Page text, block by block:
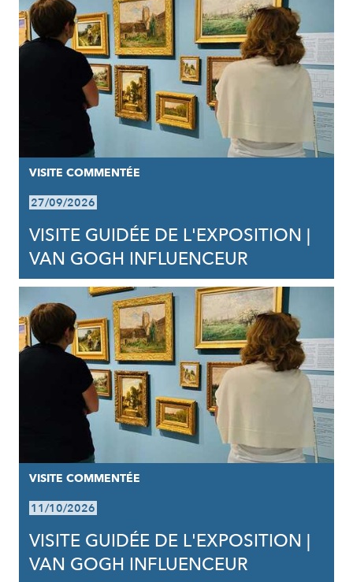
VISITE COMMENTÉE
27/09/2026
VISITE GUIDÉE DE L'EXPOSITION |
VAN GOGH INFLUENCEUR
VISITE COMMENTÉE
11/10/2026
VISITE GUIDÉE DE L'EXPOSITION |
VAN GOGH INFLUENCEUR